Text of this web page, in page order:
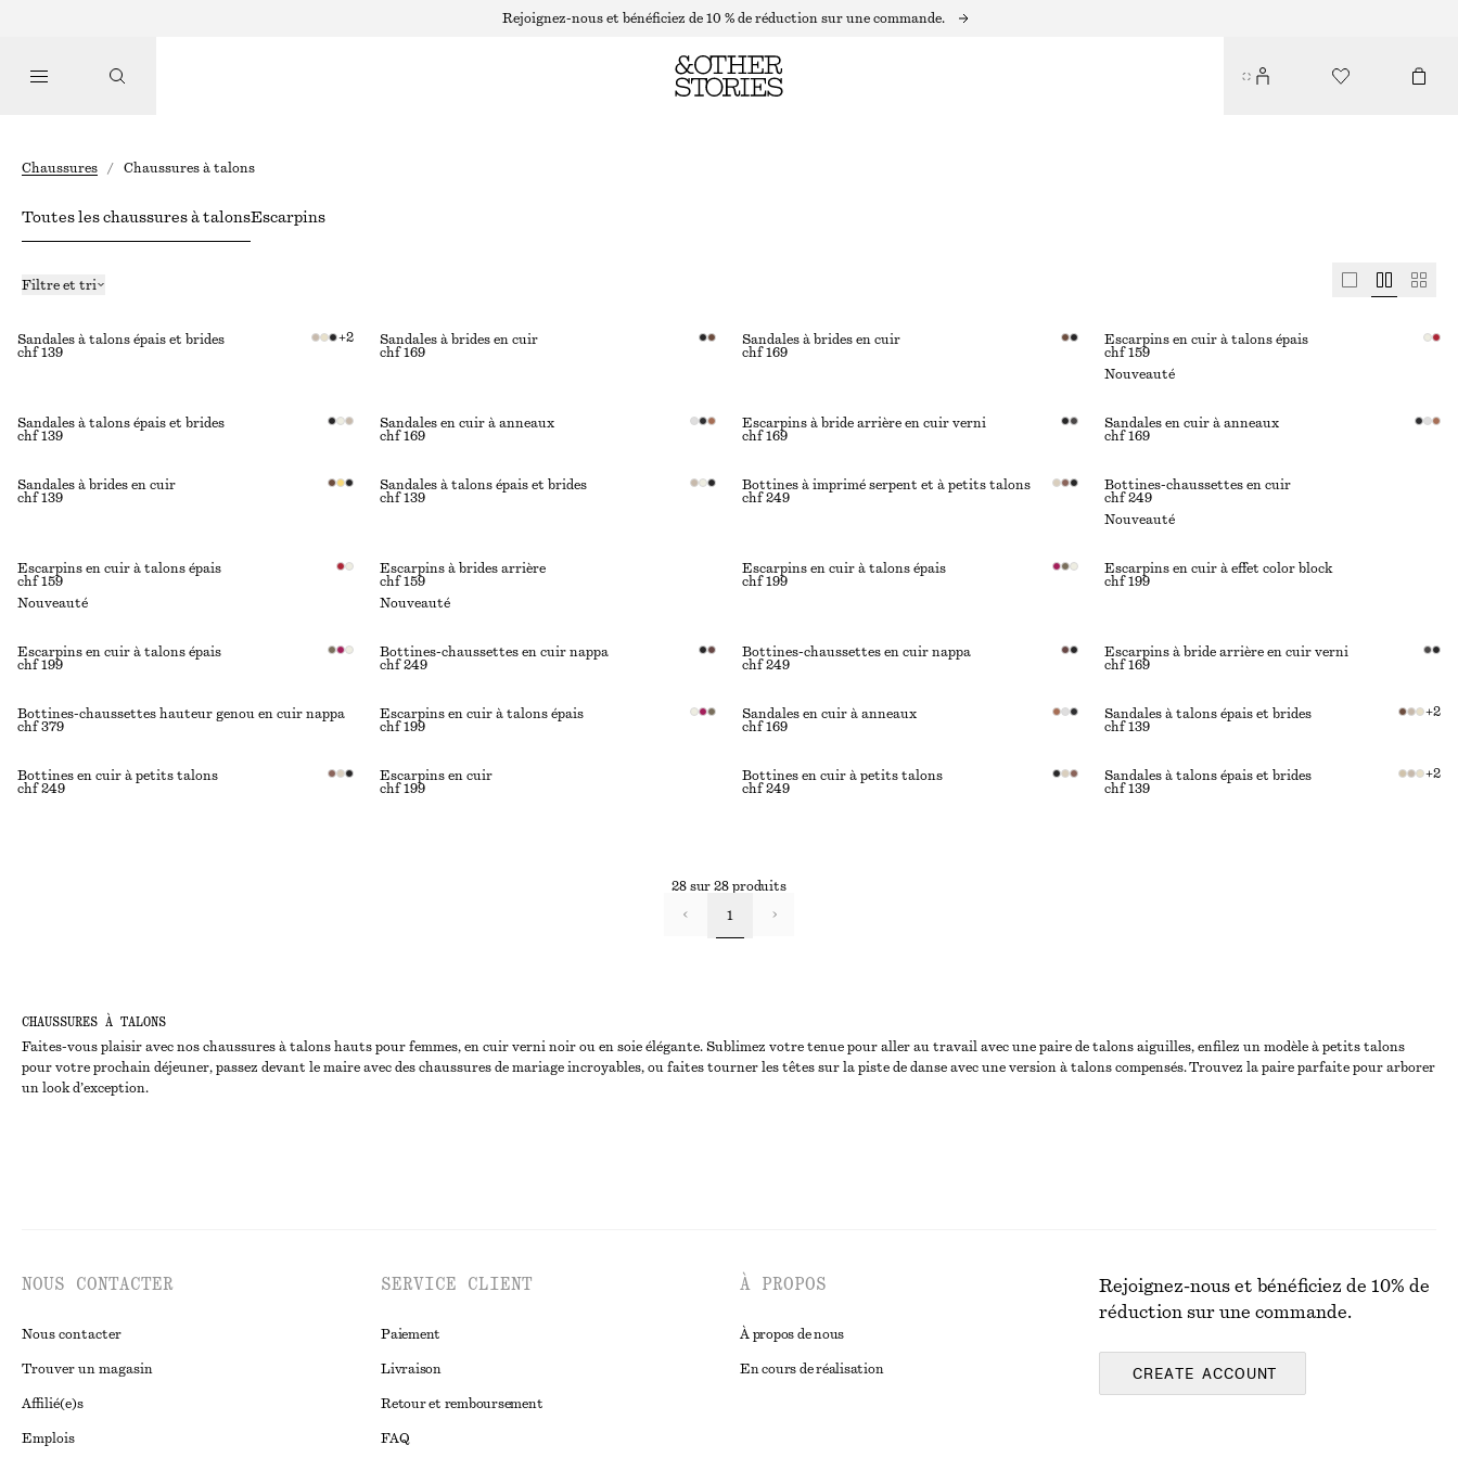
Rejoignez-nous et bénéficiez de 10 % de réduction sur une commande.
Chaussures / Chaussures à talons
CHAUSSURES À TALONS
Faites-vous plaisir avec nos chaussures à talons hauts pour femmes, en cuir verni noir ou en soie élégante. Sublimez votre tenue pour aller au travail avec une paire de talons aiguilles, enfilez un modèle à petits talons
pour votre prochain déjeuner, passez devant le maire avec des chaussures de mariage incroyables, ou faites tourner les têtes sur la piste de danse avec une version à talons compensés. Trouvez la paire parfaite pour arborer
un look d’exception.
Toutes les chaussures à talonsEscarpins
Filtre et tri
Sandales à talons épais et brides
chf 139
+2
Sandales à brides en cuir
chf 169
Sandales à brides en cuir
chf 169
Escarpins en cuir à talons épais
chf 159
Nouveauté
Sandales à talons épais et brides
chf 139
Sandales en cuir à anneaux
chf 169
Escarpins à bride arrière en cuir verni
chf 169
Sandales en cuir à anneaux
chf 169
Sandales à brides en cuir
chf 139
Sandales à talons épais et brides
chf 139
Bottines à imprimé serpent et à petits talons
chf 249
Bottines-chaussettes en cuir
chf 249
Nouveauté
Escarpins en cuir à talons épais
chf 159
Nouveauté
Escarpins à brides arrière
chf 159
Nouveauté
Escarpins en cuir à talons épais
chf 199
Escarpins en cuir à effet color block
chf 199
Escarpins en cuir à talons épais
chf 199
Bottines-chaussettes en cuir nappa
chf 249
Bottines-chaussettes en cuir nappa
chf 249
Escarpins à bride arrière en cuir verni
chf 169
Bottines-chaussettes hauteur genou en cuir nappa
chf 379
Escarpins en cuir à talons épais
chf 199
Sandales en cuir à anneaux
chf 169
Sandales à talons épais et brides
chf 139
+2
Bottines en cuir à petits talons
chf 249
Escarpins en cuir
chf 199
Bottines en cuir à petits talons
chf 249
Sandales à talons épais et brides
chf 139
+2
28 sur 28 produits
1
NOUS CONTACTER
Nous contacter
Trouver un magasin
Affilié(e)s
Emplois
SERVICE CLIENT
Paiement
Livraison
Retour et remboursement
FAQ
À PROPOS
À propos de nous
En cours de réalisation
Rejoignez-nous et bénéficiez de 10% de
réduction sur une commande.
CREATE ACCOUNT